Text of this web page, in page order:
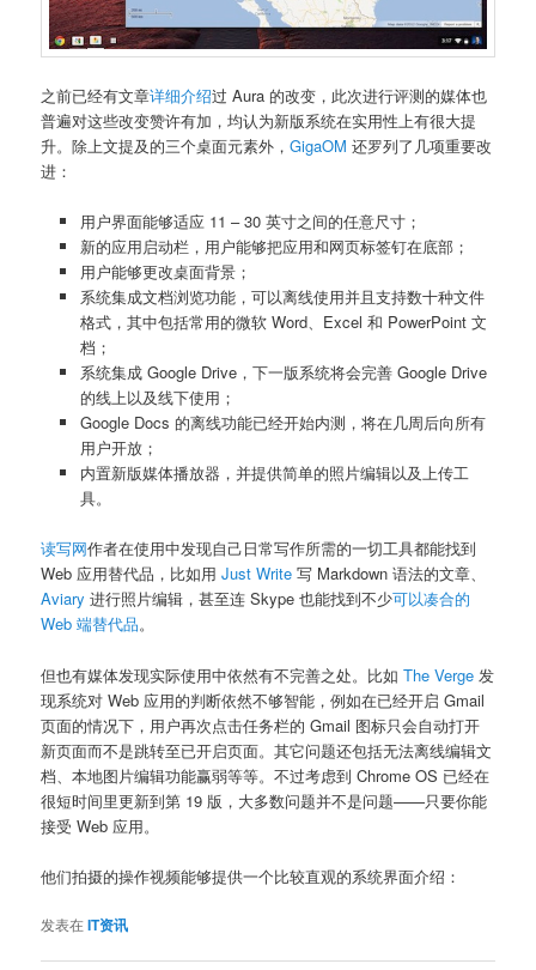
之前已经有文章详细介绍过 Aura 的改变，此次进行评测的媒体也
普遍对这些改变赞许有加，均认为新版系统在实用性上有很大提
升。除上文提及的三个桌面元素外，GigaOM 还罗列了几项重要改
进：
用户界面能够适应 11 – 30 英寸之间的任意尺寸；
新的应用启动栏，用户能够把应用和网页标签钉在底部；
用户能够更改桌面背景；
系统集成文档浏览功能，可以离线使用并且支持数十种文件
格式，其中包括常用的微软 Word、Excel 和 PowerPoint 文
档；
系统集成 Google Drive，下一版系统将会完善 Google Drive
的线上以及线下使用；
Google Docs 的离线功能已经开始内测，将在几周后向所有
用户开放；
内置新版媒体播放器，并提供简单的照片编辑以及上传工
具。
读写网作者在使用中发现自己日常写作所需的一切工具都能找到
Web 应用替代品，比如用Just Write 写 Markdown 语法的文章、
Aviary 进行照片编辑，甚至连 Skype 也能找到不少可以凑合的
Web 端替代品。
但也有媒体发现实际使用中依然有不完善之处。比如The Verge 发
现系统对 Web 应用的判断依然不够智能，例如在已经开启 Gmail
页面的情况下，用户再次点击任务栏的 Gmail 图标只会自动打开
新页面而不是跳转至已开启页面。其它问题还包括无法离线编辑文
档、本地图片编辑功能赢弱等等。不过考虑到 Chrome OS 已经在
很短时间里更新到第 19 版，大多数问题并不是问题——只要你能
接受 Web 应用。
他们拍摄的操作视频能够提供一个比较直观的系统界面介绍：
发表在IT资讯